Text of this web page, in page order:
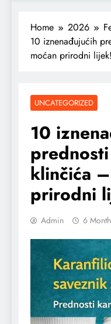
Home 2026
10 iznenađujućih
moćan prirodni lijek!
UNCATEGORIZED
10
klinčića
prirodni
Admin 6